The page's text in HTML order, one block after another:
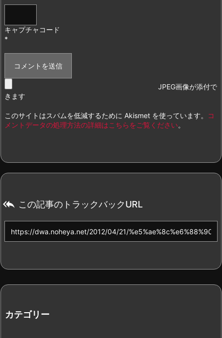
キャプチャコード
*
JPEG画像が添付で
きます
このサイトはスパムを低減するために Akismet を使っています。
コ
メントデータの処理方法の詳細はこちらをご覧ください。
 この記事のトラックバックURL
カテゴリー